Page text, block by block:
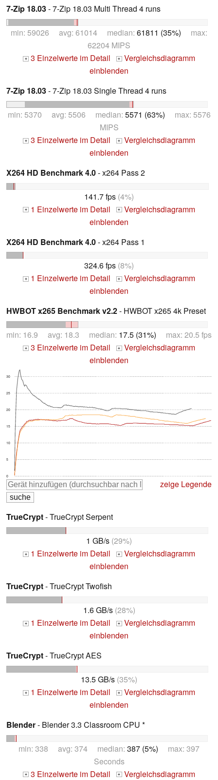
7-Zip 18.03- 7-Zip 18.03 Multi Thread 4 runs
min: 59026 avg: 61014 median: 61811 (35%) max:
62204 MIPS
+ 3 Einzelwerte im Detail + Vergleichsdiagramm
einblenden
7-Zip 18.03- 7-Zip 18.03 Single Thread 4 runs
min: 5370 avg: 5506 median: 5571 (63%) max: 5576
MIPS
+ 3 Einzelwerte im Detail + Vergleichsdiagramm
einblenden
X264 HD Benchmark 4.0- x264 Pass 2
141.7 fps (4%)
+ 1 Einzelwerte im Detail + Vergleichsdiagramm
einblenden
X264 HD Benchmark 4.0- x264 Pass 1
324.6 fps (8%)
+ 1 Einzelwerte im Detail + Vergleichsdiagramm
einblenden
HWBOT x265 Benchmark v2.2- HWBOT x265 4k Preset
min: 16.9 avg: 18.3 median: 17.5 (31%) max: 20.5 fps
+ 3 Einzelwerte im Detail + Vergleichsdiagramm
einblenden
0
5
10
15
20
25
30
zeige Legende
TrueCrypt- TrueCrypt Serpent
1 GB/s (29%)
+ 1 Einzelwerte im Detail + Vergleichsdiagramm
einblenden
TrueCrypt- TrueCrypt Twofish
1.6 GB/s(28%)
+ 1 Einzelwerte im Detail + Vergleichsdiagramm
einblenden
TrueCrypt- TrueCrypt AES
13.5 GB/s (35%)
+ 1 Einzelwerte im Detail + Vergleichsdiagramm
einblenden
Blender- Blender 3.3 Classroom CPU *
min: 338 avg: 374 median: 387 (5%) max: 397
Seconds
+ 3 Einzelwerte im Detail + Vergleichsdiagramm